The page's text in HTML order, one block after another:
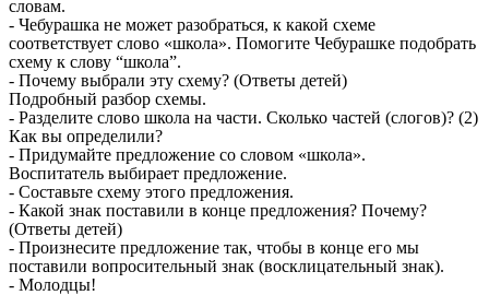
словам.
- Чебурашка не может разобраться, к какой схеме
соответствует слово «школа». Помогите Чебурашке подобрать
схему к слову “школа”.
- Почему выбрали эту схему? (Ответы детей)
Подробный разбор схемы.
- Разделите слово школа на части. Сколько частей (слогов)? (2)
Как вы определили?
- Придумайте предложение со словом «школа».
Воспитатель выбирает предложение.
- Составьте схему этого предложения.
- Какой знак поставили в конце предложения? Почему?
(Ответы детей)
- Произнесите предложение так, чтобы в конце его мы
поставили вопросительный знак (восклицательный знак).
- Молодцы!